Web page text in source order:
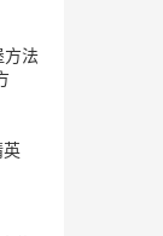
方法
英